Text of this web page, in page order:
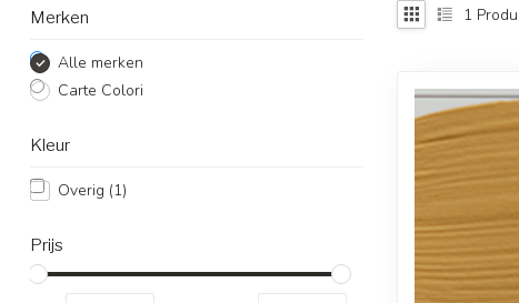
Merken
Alle merken
Carte Colori
Kleur
Overig (1)
Prijs
1